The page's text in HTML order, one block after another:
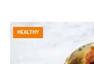
HEALTHY